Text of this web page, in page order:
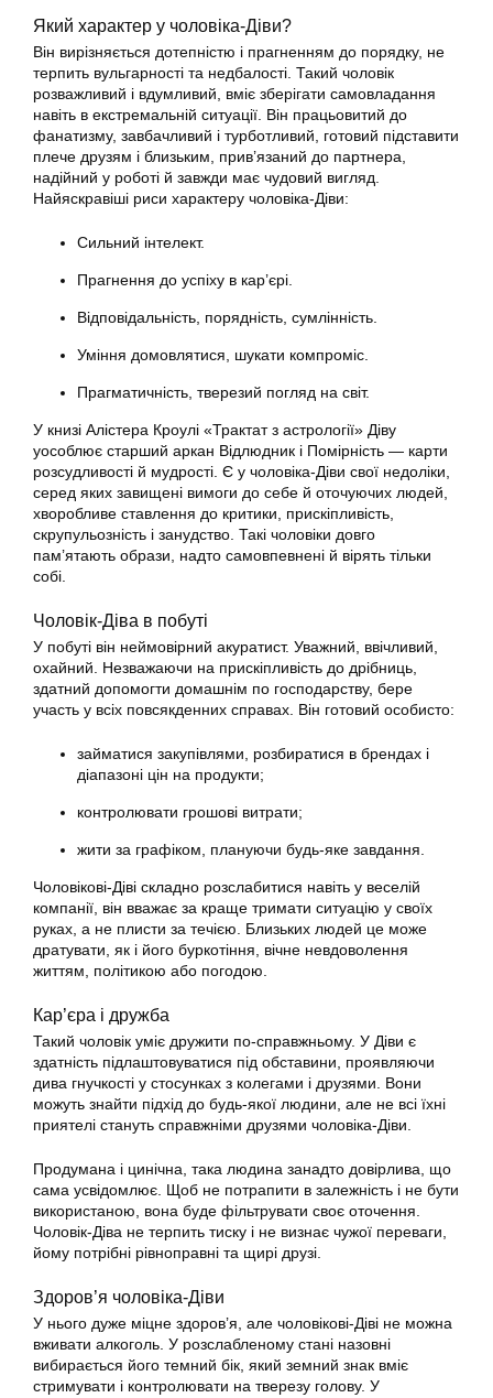
Який характер у чоловіка-Діви?
Він вирізняється дотепністю і прагненням до порядку, не
терпить вульгарності та недбалості. Такий чоловік
розважливий і вдумливий, вміє зберігати самовладання
навіть в екстремальній ситуації. Він працьовитий до
фанатизму, завбачливий і турботливий, готовий підставити
плече друзям і близьким, прив’язаний до партнера,
надійний у роботі й завжди має чудовий вигляд.
Найяскравіші риси характеру чоловіка-Діви:
Сильний інтелект.
Прагнення до успіху в кар’єрі.
Відповідальність, порядність, сумлінність.
Уміння домовлятися, шукати компроміс.
Прагматичність, тверезий погляд на світ.
У книзі Алістера Кроулі «Трактат з астрології» Діву
уособлює старший аркан Відлюдник і Помірність — карти
розсудливості й мудрості. Є у чоловіка-Діви свої недоліки,
серед яких завищені вимоги до себе й оточуючих людей,
хворобливе ставлення до критики, прискіпливість,
скрупульозність і занудство. Такі чоловіки довго
пам’ятають образи, надто самовпевнені й вірять тільки
собі.
Чоловік-Діва в побуті
У побуті він неймовірний акуратист. Уважний, ввічливий,
охайний. Незважаючи на прискіпливість до дрібниць,
здатний допомогти домашнім по господарству, бере
участь у всіх повсякденних справах. Він готовий особисто:
займатися закупівлями, розбиратися в брендах і
діапазоні цін на продукти;
контролювати грошові витрати;
жити за графіком, плануючи будь-яке завдання.
Чоловікові-Діві складно розслабитися навіть у веселій
компанії, він вважає за краще тримати ситуацію у своїх
руках, а не плисти за течією. Близьких людей це може
дратувати, як і його буркотіння, вічне невдоволення
життям, політикою або погодою.
Кар’єра і дружба
Такий чоловік уміє дружити по-справжньому. У Діви є
здатність підлаштовуватися під обставини, проявляючи
дива гнучкості у стосунках з колегами і друзями. Вони
можуть знайти підхід до будь-якої людини, але не всі їхні
приятелі стануть справжніми друзями чоловіка-Діви.
Продумана і цинічна, така людина занадто довірлива, що
сама усвідомлює. Щоб не потрапити в залежність і не бути
використаною, вона буде фільтрувати своє оточення.
Чоловік-Діва не терпить тиску і не визнає чужої переваги,
йому потрібні рівноправні та щирі друзі.
Здоров’я чоловіка-Діви
У нього дуже міцне здоров’я, але чоловікові-Діві не можна
вживати алкоголь. У розслабленому стані назовні
вибирається його темний бік, який земний знак вміє
стримувати і контролювати на тверезу голову. У